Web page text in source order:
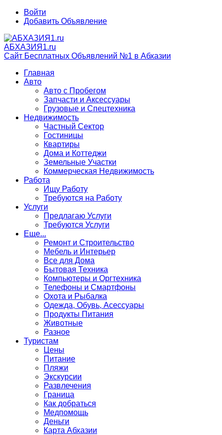
Войти
Добавить Объявление
АБХАЗИЯ1.ru
Сайт Бесплатных Объявлений №1 в Абхазии
Главная
Авто
Авто с Пробегом
Запчасти и Аксессуары
Грузовые и Спецтехника
Недвижимость
Частный Сектор
Гостиницы
Квартиры
Дома и Коттеджи
Земельные Участки
Коммерческая Недвижимость
Работа
Ищу Работу
Требуются на Работу
Услуги
Предлагаю Услуги
Требуются Услуги
Еще...
Ремонт и Строительство
Мебель и Интерьер
Все для Дома
Бытовая Техника
Компьютеры и Оргтехника
Телефоны и Смартфоны
Охота и Рыбалка
Одежда, Обувь, Асессуары
Продукты Питания
Животные
Разное
Туристам
Цены
Питание
Пляжи
Экскурсии
Развлечения
Граница
Как добраться
Медпомощь
Деньги
Карта Абхазии